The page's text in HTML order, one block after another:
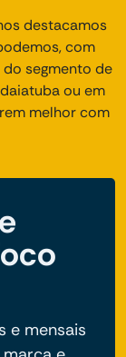
destacamos
com
do segmento de
ou em
melhor com
e mensais